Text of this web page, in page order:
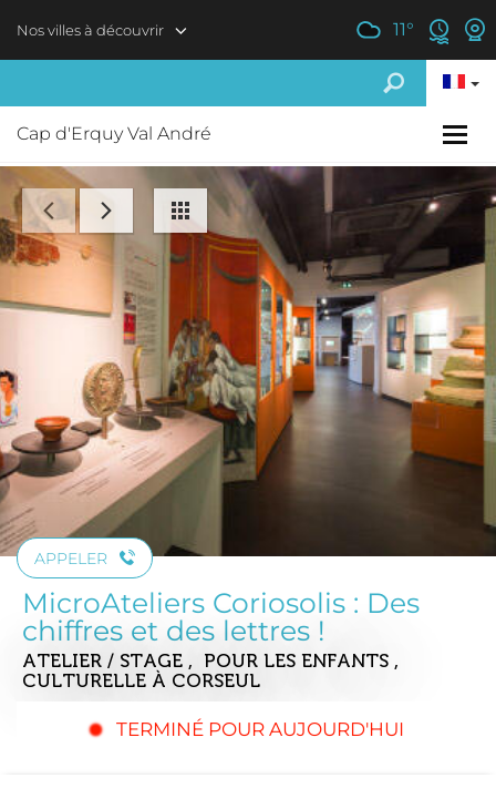
Nos villes à découvrir 11°
Cap d'Erquy Val André
APPELER
MicroAteliers Coriosolis : Des
chiffres et des lettres !
ATELIER / STAGE , POUR LES ENFANTS ,
CULTURELLE À CORSEUL
TERMINÉ POUR AUJOURD'HUI